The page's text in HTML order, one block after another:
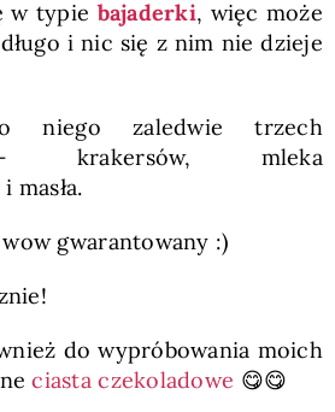
w typie bajaderki, więc może
i nic się z nim nie dzieje
niego zaledwie trzech
krakersów, mleka
masła.
gwarantowany :)
do wypróbowania moich
ciasta czekoladowe 😋😋